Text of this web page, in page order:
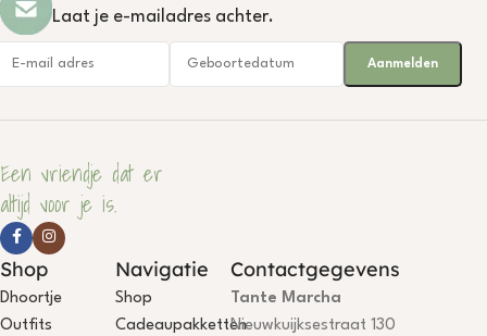
Laat je e-mailadres achter.
Een vriendje dat er
altijd voor je is.
Shop
Dhoortje
Outfits
Navigatie
Shop
Cadeaupakketten
Contactgegevens
Tante Marcha
Nieuwkuijksestraat 130